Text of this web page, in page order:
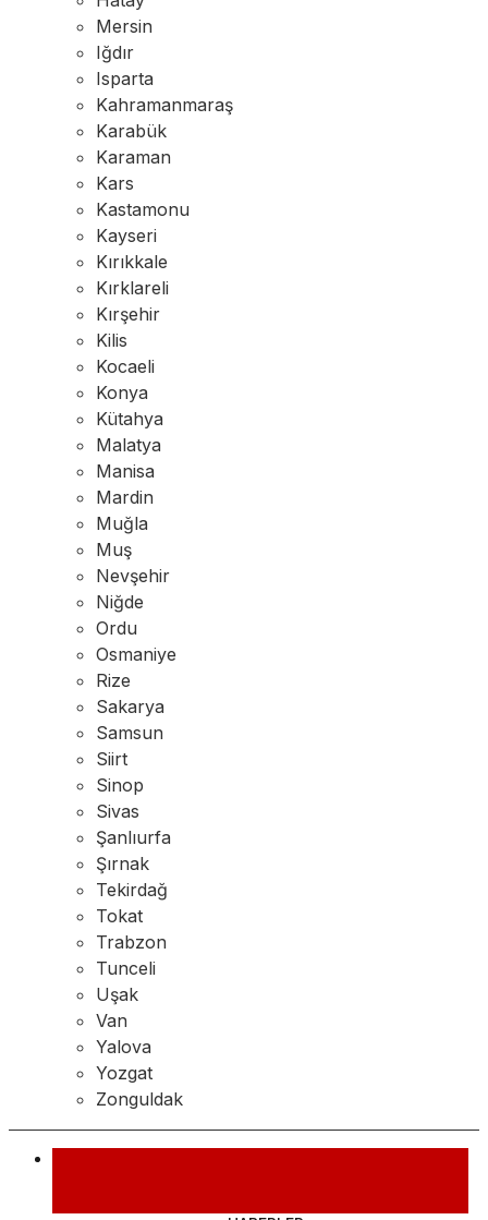
Mersin
Iğdır
Isparta
Kahramanmaraş
Karabük
Karaman
Kars
Kastamonu
Kayseri
Kırıkkale
Kırklareli
Kırşehir
Kilis
Kocaeli
Konya
Kütahya
Malatya
Manisa
Mardin
Muğla
Muş
Nevşehir
Niğde
Ordu
Osmaniye
Rize
Sakarya
Samsun
Siirt
Sinop
Sivas
Şanlıurfa
Şırnak
Tekirdağ
Tokat
Trabzon
Tunceli
Uşak
Van
Yalova
Yozgat
Zonguldak